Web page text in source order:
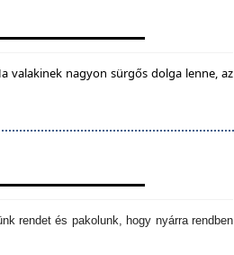
valakinek nagyon sürgős dolga lenne, az
rendet és pakolunk, hogy nyárra rendben